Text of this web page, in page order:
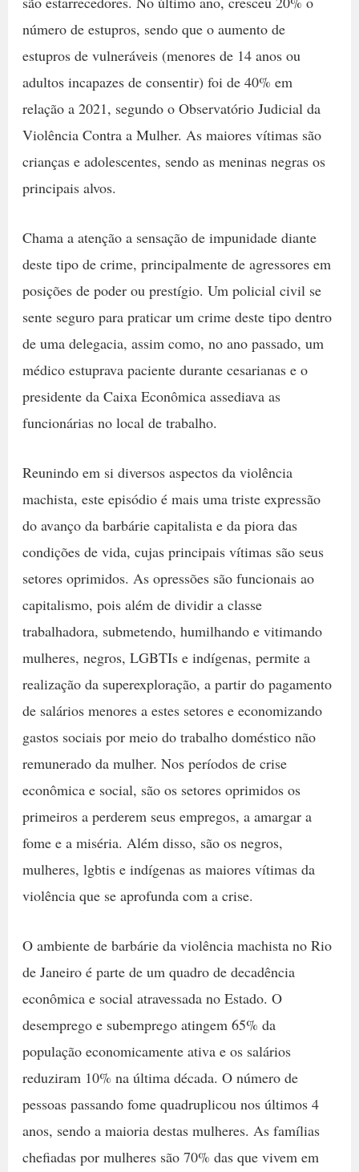
número de estupros, sendo que o aumento de
estupros de vulneráveis (menores de 14 anos ou
adultos incapazes de consentir) foi de 40% em
relação a 2021, segundo o Observatório Judicial da
Violência Contra a Mulher. As maiores vítimas são
crianças e adolescentes, sendo as meninas negras os
principais alvos.
Chama a atenção a sensação de impunidade diante
deste tipo de crime, principalmente de agressores em
posições de poder ou prestígio. Um policial civil se
sente seguro para praticar um crime deste tipo dentro
de uma delegacia, assim como, no ano passado, um
médico estuprava paciente durante cesarianas e o
presidente da Caixa Econômica assediava as
funcionárias no local de trabalho.
Reunindo em si diversos aspectos da violência
machista, este episódio é mais uma triste expressão
do avanço da barbárie capitalista e da piora das
condições de vida, cujas principais vítimas são seus
setores oprimidos. As opressões são funcionais ao
capitalismo, pois além de dividir a classe
trabalhadora, submetendo, humilhando e vitimando
mulheres, negros, LGBTIs e indígenas, permite a
realização da superexploração, a partir do pagamento
de salários menores a estes setores e economizando
gastos sociais por meio do trabalho doméstico não
remunerado da mulher. Nos períodos de crise
econômica e social, são os setores oprimidos os
primeiros a perderem seus empregos, a amargar a
fome e a miséria. Além disso, são os negros,
mulheres, lgbtis e indígenas as maiores vítimas da
violência que se aprofunda com a crise.
O ambiente de barbárie da violência machista no Rio
de Janeiro é parte de um quadro de decadência
econômica e social atravessada no Estado. O
desemprego e subemprego atingem 65% da
população economicamente ativa e os salários
reduziram 10% na última década. O número de
pessoas passando fome quadruplicou nos últimos 4
anos, sendo a maioria destas mulheres. As famílias
chefiadas por mulheres são 70% das que vivem em